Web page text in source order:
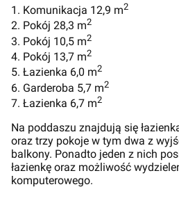
1. Komunikacja 12,9 m2
2. Pokój 28,3 m2
3. Pokój 10,5 m2
4. Pokój 13,7 m2
5. Łazienka 6,0 m2
6. Garderoba 5,7 m2
7. Łazienka 6,7 m2
Na poddaszu znajdują się
oraz trzy pokoje w tym dwa z
balkony. Ponadto jeden z nich
łazienkę oraz możliwość
komputerowego.